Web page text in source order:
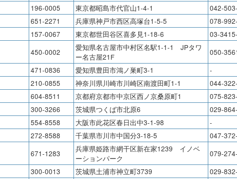
196-0005 東京都昭島市代官山1-4-1
042-
651-2271 兵庫県神戸市西区高塚台1-5-5
078-
157-0067 東京都世田谷区喜多見1-18-6
03-
450-0002
愛知県名古屋市中村区名駅1-1-1 JPタワ
ー名古屋21F
050-
471-0836 愛知県豊田市鴻ノ巣町3-1
-
210-0855 神奈川県川崎市川崎区南渡田町1-1
044-
604-8511 京都府京都市中京区西ノ京桑原町1
075-
300-3266 茨城県つくば市北原6
029-
554-8558 大阪市此花区春日出中3-1-98
-
272-8588 千葉県市川市中国分3-18-5
047-
671-1283
兵庫県姫路市網干区新在家1239 イノベ
ーションパーク
079-
300-0013 茨城県土浦市神立町3739
029-